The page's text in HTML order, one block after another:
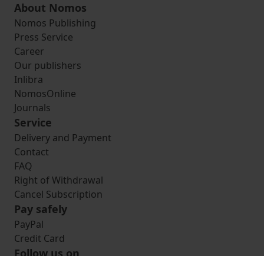
About Nomos
Nomos Publishing
Press Service
Career
Our publishers
Inlibra
NomosOnline
Journals
Service
Delivery and Payment
Contact
FAQ
Right of Withdrawal
Cancel Subscription
Pay safely
PayPal
Credit Card
Follow us on